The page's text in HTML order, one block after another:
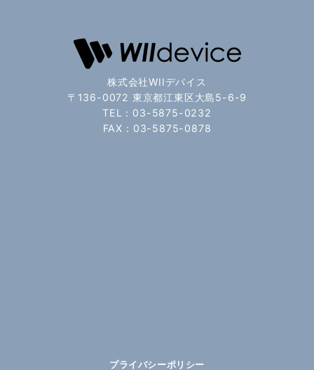
株式会社WIIデバイス
〒136-0072 東京都江東区大島5-6-9
TEL：03-5875-0232
FAX：03-5875-0878
プライバシーポリシー